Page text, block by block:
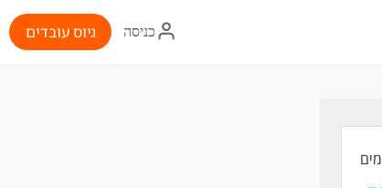
איקון
התחברות
כניסה גיוס עובדים